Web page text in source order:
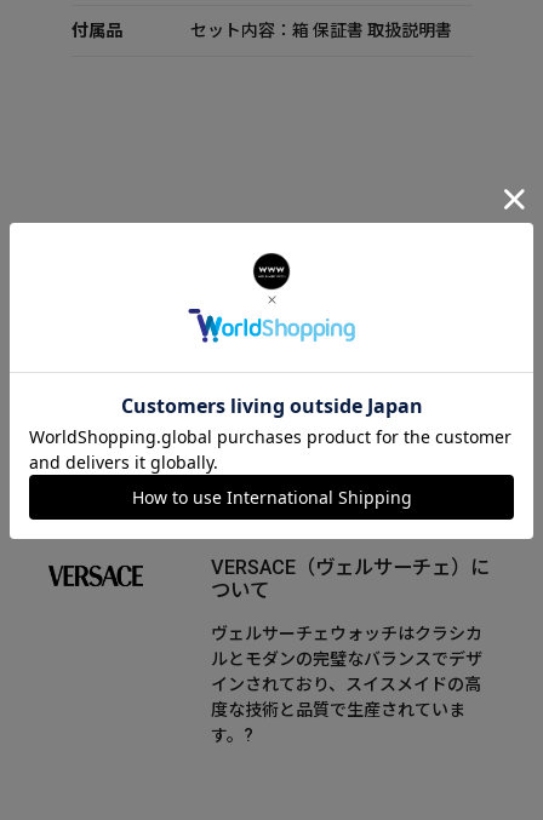
付属品 セット内容：箱 保証書 取扱説明書
GRECA FORTUNA
VERSACE（ヴェルサーチェ）に
ついて
ヴェルサーチェウォッチはクラシカ
ルとモダンの完璧なバランスでデザ
インされており、スイスメイドの高
度な技術と品質で生産されていま
す。?